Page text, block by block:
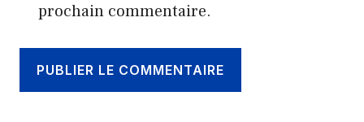
prochain commentaire.